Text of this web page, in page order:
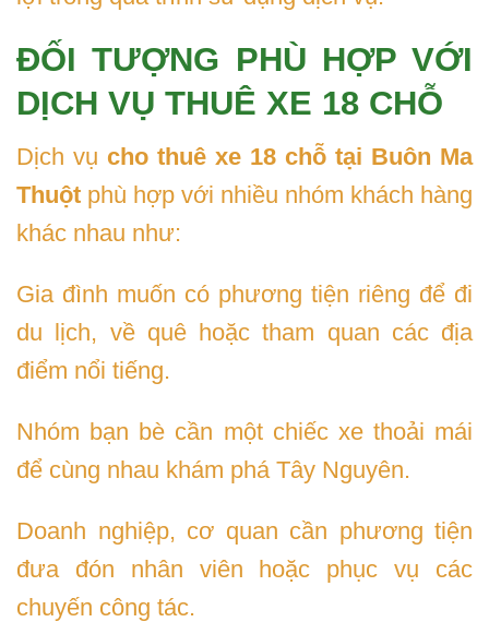
ĐỐI TƯỢNG PHÙ HỢP VỚI
DỊCH VỤ THUÊ XE 18 CHỖ
Dịch vụ cho thuê xe 18 chỗ tại Buôn Ma
Thuột phù hợp với nhiều nhóm khách hàng
khác nhau như:
Gia đình muốn có phương tiện riêng để đi
du lịch, về quê hoặc tham quan các địa
điểm nổi tiếng.
Nhóm bạn bè cần một chiếc xe thoải mái
để cùng nhau khám phá Tây Nguyên.
Doanh nghiệp, cơ quan cần phương tiện
đưa đón nhân viên hoặc phục vụ các
chuyến công tác.